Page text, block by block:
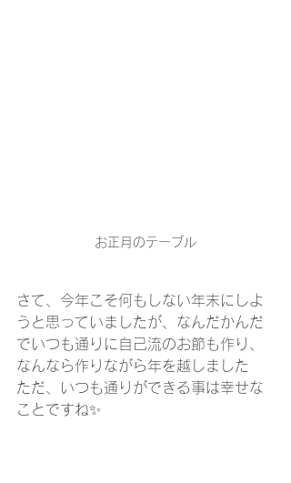
お正月のテーブル
さて、今年こそ何もしない年末にしよ
うと思っていましたが、なんだかんだ
でいつも通りに自己流のお節も作り、
なんなら作りながら年を越しました
ただ、いつも通りができる事は幸せな
ことですね✨